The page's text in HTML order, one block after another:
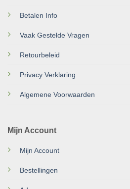
Betalen Info
Vaak Gestelde Vragen
Retourbeleid
Privacy Verklaring
Algemene Voorwaarden
Mijn Account
Mijn Account
Bestellingen